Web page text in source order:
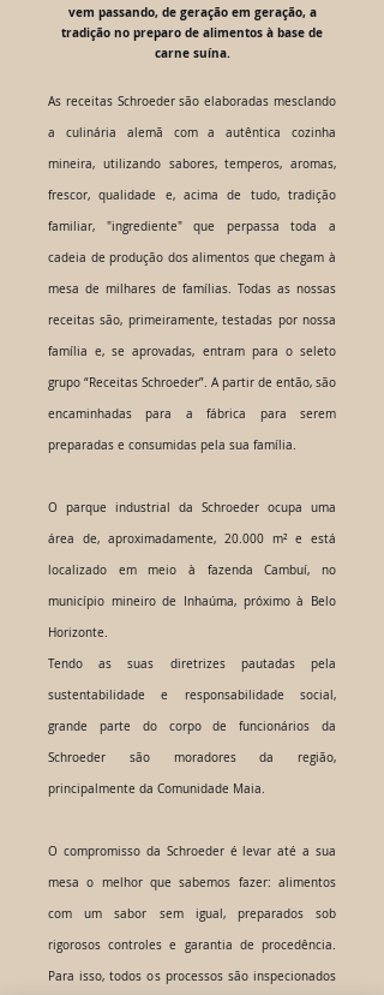
vem passando, de geração em geração, a
tradição no preparo de alimentos à base de
carne suína.
As receitas Schroeder são elaboradas mesclando
a culinária alemã com a autêntica cozinha
mineira, utilizando sabores, temperos, aromas,
frescor, qualidade e, acima de tudo, tradição
familiar, "ingrediente" que perpassa toda a
cadeia de produção dos alimentos que chegam à
mesa de milhares de famílias. Todas as nossas
receitas são, primeiramente, testadas por nossa
família e, se aprovadas, entram para o seleto
grupo “Receitas Schroeder”. A partir de então, são
encaminhadas para a fábrica para serem
preparadas e consumidas pela sua família.
O parque industrial da Schroeder ocupa uma
área de, aproximadamente, 20.000 m² e está
localizado em meio à fazenda Cambuí, no
município mineiro de Inhaúma, próximo à Belo
Horizonte.
Tendo as suas diretrizes pautadas pela
sustentabilidade e responsabilidade social,
grande parte do corpo de funcionários da
Schroeder são moradores da região,
principalmente da Comunidade Maia.
O compromisso da Schroeder é levar até a sua
mesa o melhor que sabemos fazer: alimentos
com um sabor sem igual, preparados sob
rigorosos controles e garantia de procedência.
Para isso, todos os processos são inspecionados